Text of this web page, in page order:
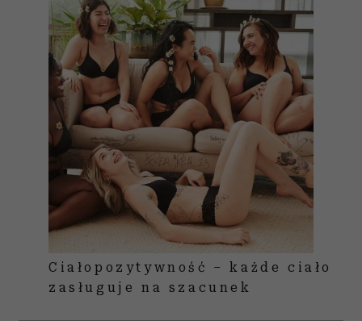
Ciałopozytywność – każde ciało
zasługuje na szacunek